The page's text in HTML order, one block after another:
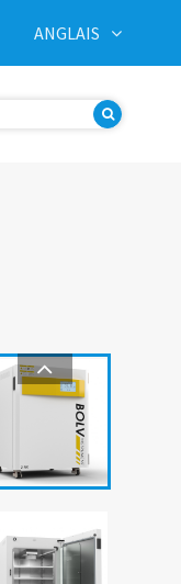
ANGLAIS